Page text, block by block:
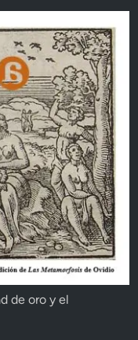
de oro y el